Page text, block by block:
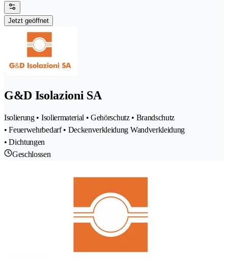
Jetzt geöffnet
G&D Isolazioni SA
Isolierung • Isoliermaterial • Gehörschutz • Brandschutz
• Feuerwehrbedarf • Deckenverkleidung Wandverkleidung
• Dichtungen
Geschlossen